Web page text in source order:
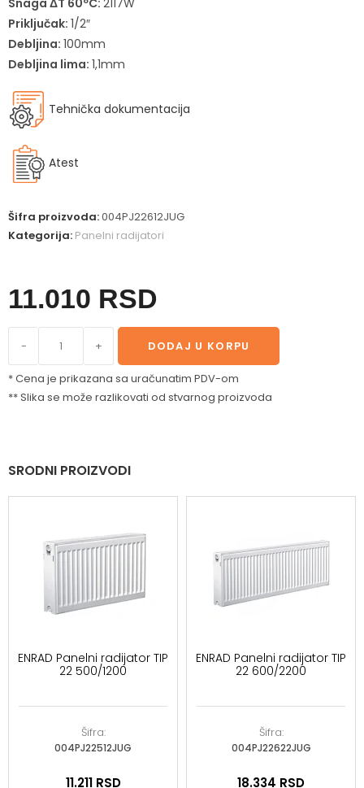
Snaga ΔT 60ºC: 2117W
Priključak: 1/2″
Debljina: 100mm
Debljina lima: 1,1mm
Tehnička dokumentacija
Atest
Šifra proizvoda:004PJ22612JUG
Kategorija: Panelni radijatori
11.010 RSD
- + DODAJ U KORPU
* Cena je prikazana sa uračunatim PDV-om
** Slika se može razlikovati od stvarnog proizvoda
SRODNI PROIZVODI
ENRAD Panelni radijator TIP
22 500/1200
Šifra:
004PJ22512JUG
11.211 RSD
ENRAD Panelni radijator TIP
22 600/2200
Šifra:
004PJ22622JUG
18.334 RSD